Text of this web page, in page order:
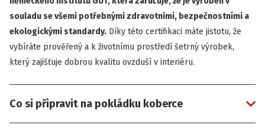
souladu se všemi potřebnými zdravotními, bezpečnostními a
ekologickými standardy. Díky této certifikaci máte jistotu, že
vybíráte prověřený a k životnímu prostředí šetrný výrobek,
který zajišťuje dobrou kvalitu ovzduší v interiéru.
Co si připravit na pokládku koberce